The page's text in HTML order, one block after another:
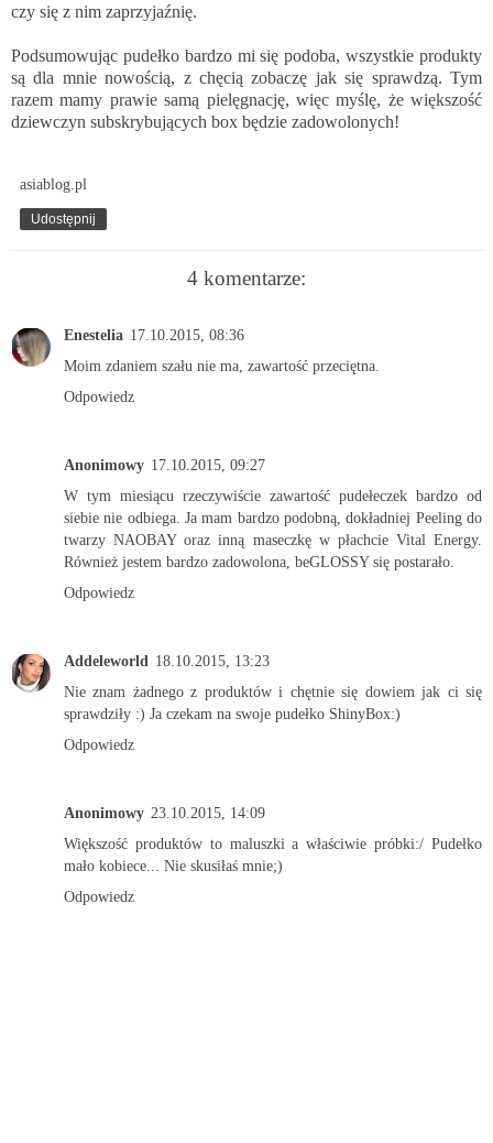
czy się z nim zaprzyjaźnię.
Podsumowując pudełko bardzo mi się podoba, wszystkie produkty
są dla mnie nowością, z chęcią zobaczę jak się sprawdzą. Tym
razem mamy prawie samą pielęgnację, więc myślę, że większość
dziewczyn subskrybujących box będzie zadowolonych!
asiablog.pl
Udostępnij
4 komentarze:
Enestelia 17.10.2015, 08:36
Moim zdaniem szału nie ma, zawartość przeciętna.
Odpowiedz
Anonimowy 17.10.2015, 09:27
W tym miesiącu rzeczywiście zawartość pudełeczek bardzo od
siebie nie odbiega. Ja mam bardzo podobną, dokładniej Peeling do
twarzy NAOBAY oraz inną maseczkę w płachcie Vital Energy.
Również jestem bardzo zadowolona, beGLOSSY się postarało.
Odpowiedz
Addeleworld 18.10.2015, 13:23
Nie znam żadnego z produktów i chętnie się dowiem jak ci się
sprawdziły :) Ja czekam na swoje pudełko ShinyBox:)
Odpowiedz
Anonimowy 23.10.2015, 14:09
Większość produktów to maluszki a właściwie próbki:/ Pudełko
mało kobiece... Nie skusiłaś mnie;)
Odpowiedz